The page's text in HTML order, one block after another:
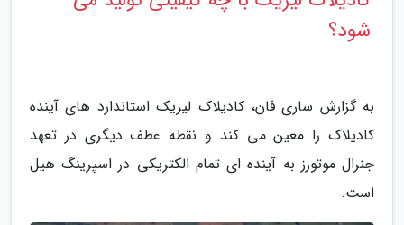
شود؟
به گزارش ساری فان، کادیلاک لیریک استاندارد های آینده
کادیلاک را معین می کند و نقطه عطف دیگری در تعهد
جنرال موتورز به آینده ای تمام الکتریکی در اسپرینگ هیل
است.